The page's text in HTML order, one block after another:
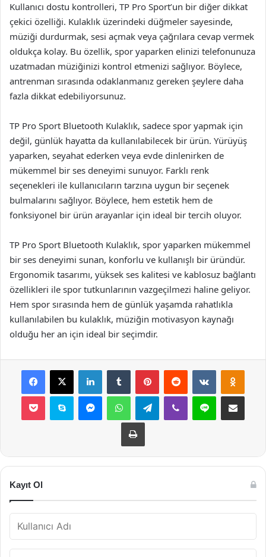
Kullanıcı dostu kontrolleri, TP Pro Sport’un bir diğer dikkat
çekici özelliği. Kulaklık üzerindeki düğmeler sayesinde,
müziği durdurmak, sesi açmak veya çağrılara cevap vermek
oldukça kolay. Bu özellik, spor yaparken elinizi telefonunuza
uzatmadan müziğinizi kontrol etmenizi sağlıyor. Böylece,
antrenman sırasında odaklanmanız gereken şeylere daha
fazla dikkat edebiliyorsunuz.
TP Pro Sport Bluetooth Kulaklık, sadece spor yapmak için
değil, günlük hayatta da kullanılabilecek bir ürün. Yürüyüş
yaparken, seyahat ederken veya evde dinlenirken de
mükemmel bir ses deneyimi sunuyor. Farklı renk
seçenekleri ile kullanıcıların tarzına uygun bir seçenek
bulmalarını sağlıyor. Böylece, hem estetik hem de
fonksiyonel bir ürün arayanlar için ideal bir tercih oluyor.
TP Pro Sport Bluetooth Kulaklık, spor yaparken mükemmel
bir ses deneyimi sunan, konforlu ve kullanışlı bir üründür.
Ergonomik tasarımı, yüksek ses kalitesi ve kablosuz bağlantı
özellikleri ile spor tutkunlarının vazgeçilmezi haline geliyor.
Hem spor sırasında hem de günlük yaşamda rahatlıkla
kullanılabilen bu kulaklık, müziğin motivasyon kaynağı
olduğu her an için ideal bir seçimdir.
Facebook
X LinkedInTumblr PinterestReddit VKontakte
Pocket Skype MessengerWhatsAppTelegramViber Line E-Posta ile
Yazdır
Kayıt Ol